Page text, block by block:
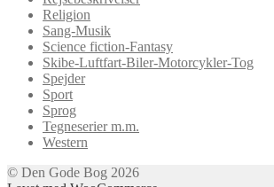
Religion
Sang-Musik
Science fiction-Fantasy
Skibe-Luftfart-Biler-Motorcykler-Tog
Spejder
Sport
Sprog
Tegneserier m.m.
Western
© Den Gode Bog 2026